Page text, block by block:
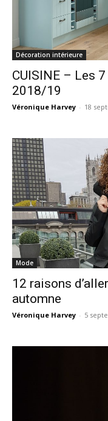
Décoration intérieure
CUISINE – Les
2018/19
Véronique Harvey - 18
Mode
12 raisons
automne
Véronique Harvey - 5